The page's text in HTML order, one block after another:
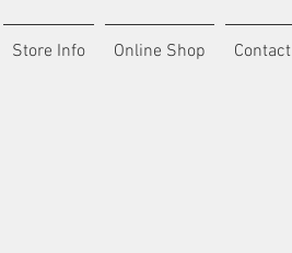
Store Info Online Shop Contact